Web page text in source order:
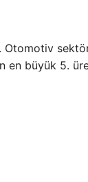
en büyük 5.